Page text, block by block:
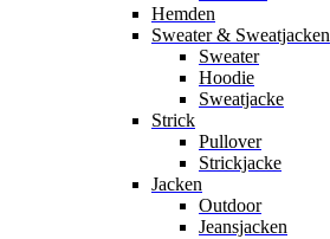
Hemden
Sweater & Sweatjacken
Sweater
Hoodie
Sweatjacke
Strick
Pullover
Strickjacke
Jacken
Outdoor
Jeansjacken